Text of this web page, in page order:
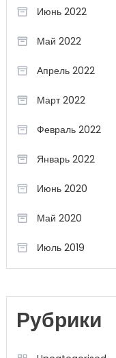
Июнь 2022
Май 2022
Апрель 2022
Март 2022
Февраль 2022
Январь 2022
Июнь 2020
Май 2020
Июль 2019
Рубрики